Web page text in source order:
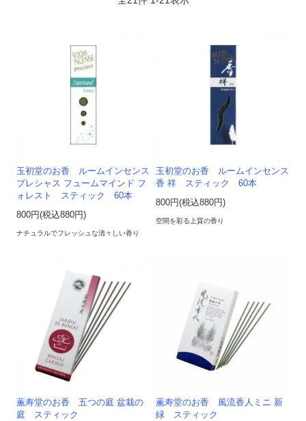
玉初堂のお香 ルームインセンス
プレシャス フュームマインド フ
ォレスト スティック 60本
800円(税込880円)
ナチュラルでフレッシュな清々しい香り
玉初堂のお香 ルームインセンス
香 祥 スティック 60本
800円(税込880円)
空間を彩る上質の香り
薫寿堂のお香 五つの庭 盆栽の
庭 スティック
薫寿堂のお香 風流香人ミニ 新
緑 スティック